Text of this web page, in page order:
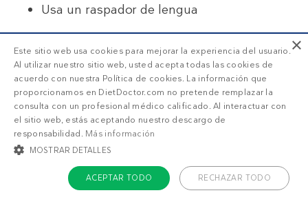
Usa un raspador de lengua
SUSCRIPCIÓN DD+
¡Haz una prueba GRATIS de 7
×
Este sitio web usa cookies para mejorar la experiencia del usuario.
Al utilizar nuestro sitio web, usted acepta todas las cookies de
acuerdo con nuestra Política de cookies. La información que
proporcionamos en DietDoctor.com no pretende remplazar la
consulta con un profesional médico calificado. Al interactuar con
el sitio web, estás aceptando nuestro descargo de
responsabilidad. Más información
MOSTRAR DETALLES
ACEPTAR TODO RECHAZAR TODO